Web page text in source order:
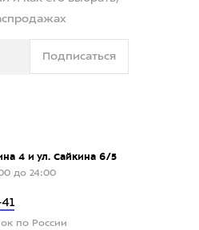
Подписаться
4 и ул. Сайкина 6/5
до 24:00
по России